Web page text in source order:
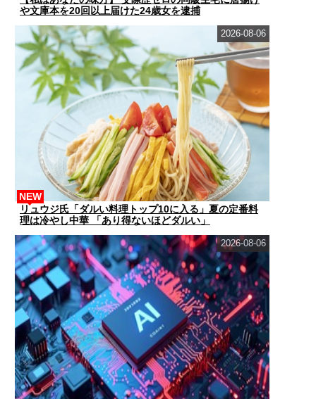
や文庫本を20回以上届けた24歳女を逮捕
リュウジ氏「ダルい料理トップ10に入る」夏の定番料
理は冷やし中華 「あり得ないほどダルい」
NEW
2026-08-06
2026-08-06